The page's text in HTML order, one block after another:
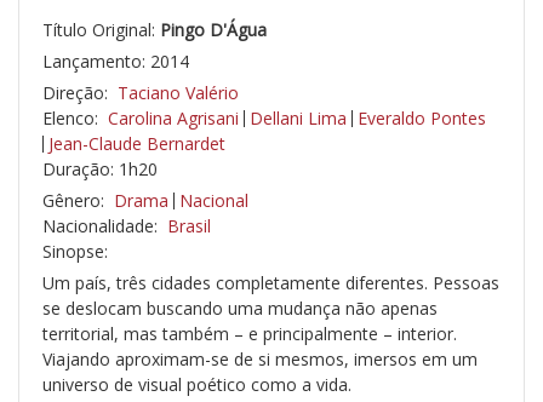
Título Original: Pingo D'Água
Lançamento: 2014
Direção: Taciano Valério
Elenco: Carolina Agrisani Dellani Lima Everaldo Pontes
Jean-Claude Bernardet
Duração: 1h20
Gênero: Drama Nacional
Nacionalidade: Brasil
Sinopse:
Um país, três cidades completamente diferentes. Pessoas
se deslocam buscando uma mudança não apenas
territorial, mas também – e principalmente – interior.
Viajando aproximam-se de si mesmos, imersos em um
universo de visual poético como a vida.